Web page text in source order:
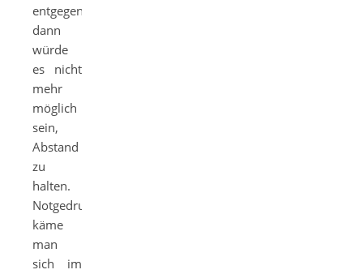
entgegen,
dann
würde
es nicht
mehr
möglich
sein,
Abstand
zu
halten.
Notgedrungen
käme
man
sich im